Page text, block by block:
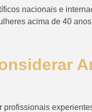
nacionais e
acima de 40
profissionais